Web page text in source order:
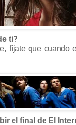
ti?
fíjate que cuando
el final de El